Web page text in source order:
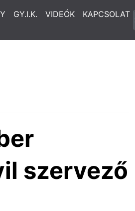
GY.I.K. VIDEÓK KAPCSOLAT
szervező